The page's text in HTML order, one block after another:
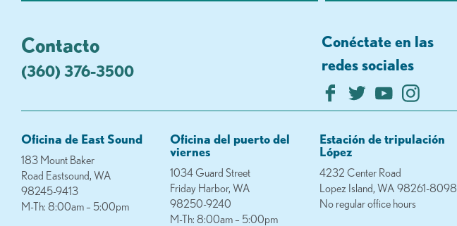
Contacto
(360) 376-3500
Conéctate en las
redes sociales
Oficina de East Sound
183 Mount Baker
Road Eastsound, WA
98245-9413
M-Th: 8:00am – 5:00pm
Oficina del puerto del
viernes
1034 Guard Street
Friday Harbor, WA
98250-9240
M-Th: 8:00am – 5:00pm
Estación de tripulación
López
4232 Center Road
Lopez Island, WA 98261-8098
No regular office hours